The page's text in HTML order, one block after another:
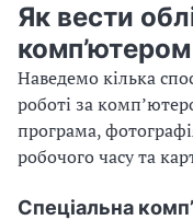
Як вести
комп’ютером
Наведемо кілька
роботі за
програма,
робочого часу та
Спеціальна
р
а
ц
і
.